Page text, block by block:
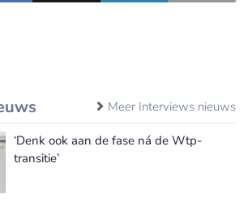
Meer Interviews nieuws
‘Denk ook aan de fase ná de Wtp-
transitie’